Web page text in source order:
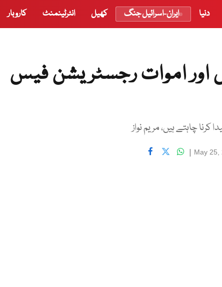
دنیا ایران-اسرائیل جنگ کھیل انٹرٹینمنٹ کاروبار
اور اموات رجسٹریشن فیس
چاہتے ہیں، مریم نواز
May 25,
|